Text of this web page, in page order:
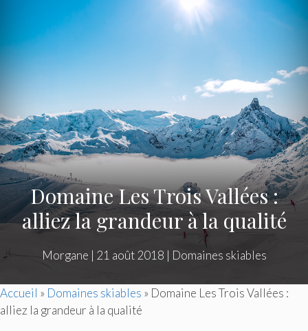
Domaine Les Trois Vallées :
alliez la grandeur à la qualité
Morgane | 21 août 2018 | Domaines skiables
Accueil » Domaines skiables » Domaine Les Trois Vallées :
alliez la grandeur à la qualité